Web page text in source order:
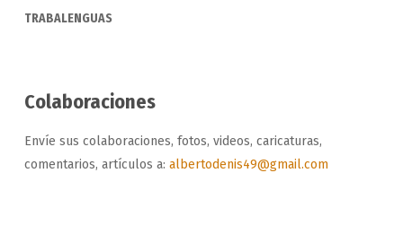
TRABALENGUAS
Colaboraciones
Envíe sus colaboraciones, fotos, videos, caricaturas,
comentarios, artículos a: albertodenis49@gmail.com